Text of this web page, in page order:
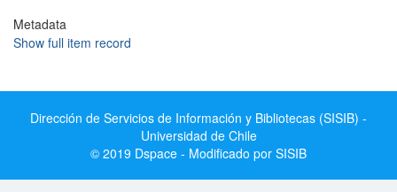
Metadata
Show full item record
Dirección de Servicios de Información y Bibliotecas (SISIB) -
Universidad de Chile
© 2019 Dspace - Modificado por SISIB